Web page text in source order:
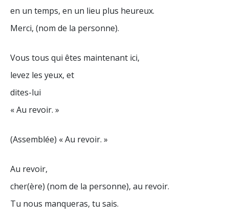
en un temps, en un lieu plus heureux.
Merci, (nom de la personne).
Vous tous qui êtes maintenant ici,
levez les yeux, et
dites-lui
« Au revoir. »
(Assemblée) « Au revoir. »
Au revoir,
cher(ère) (nom de la personne), au revoir.
Tu nous manqueras, tu sais.